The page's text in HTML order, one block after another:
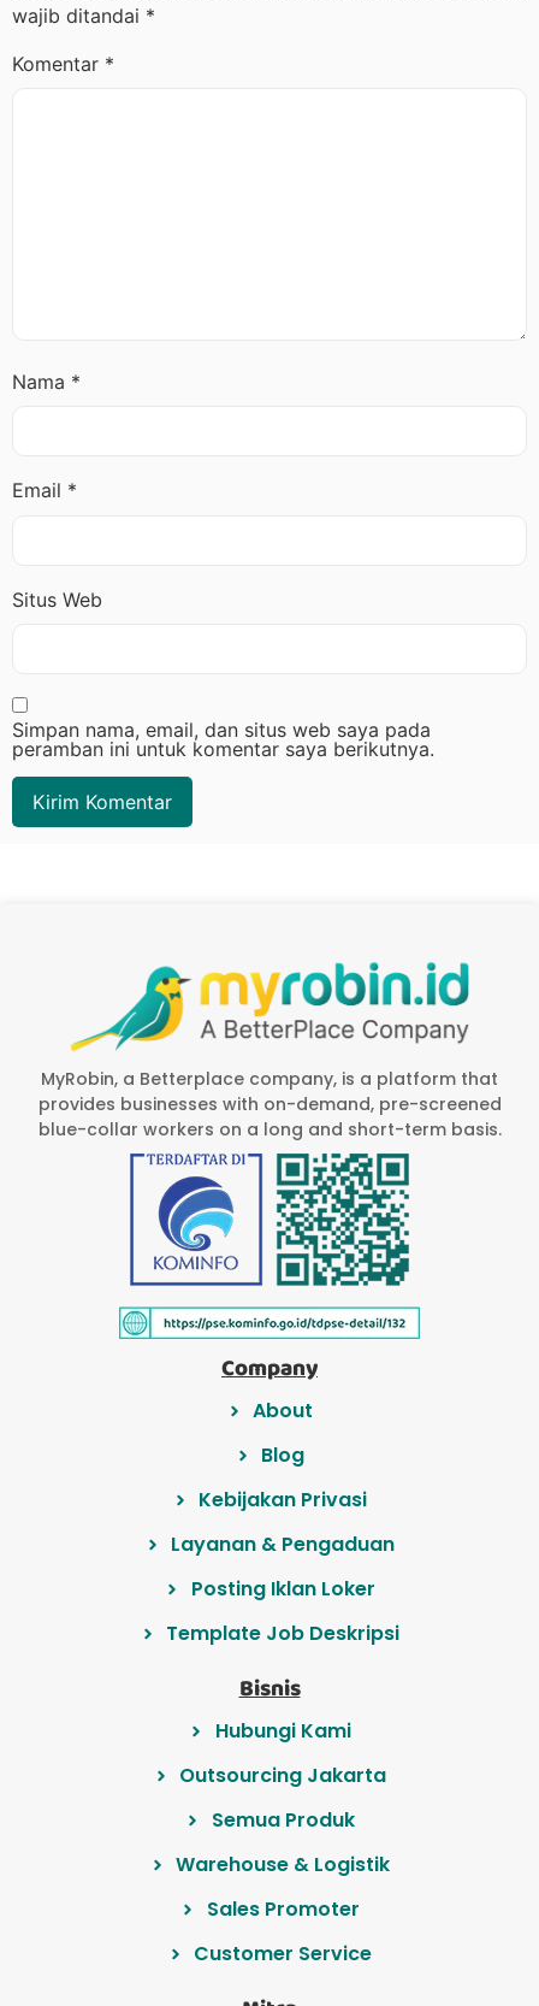
wajib ditandai *
Komentar *
Nama *
Email *
Situs Web
Simpan nama, email, dan situs web saya pada
peramban ini untuk komentar saya berikutnya.
MyRobin, a Betterplace company, is a platform that
provides businesses with on-demand, pre-screened
blue-collar workers on a long and short-term basis.
Company
About
Blog
Kebijakan Privasi
Layanan & Pengaduan
Posting Iklan Loker
Template Job Deskripsi
Bisnis
Hubungi Kami
Outsourcing Jakarta
Semua Produk
Warehouse & Logistik
Sales Promoter
Customer Service